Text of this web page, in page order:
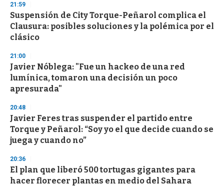
21:59
Suspensión de City Torque-Peñarol complica el
Clausura: posibles soluciones y la polémica por el
clásico
21:00
Javier Nóblega: "Fue un hackeo de una red
lumínica, tomaron una decisión un poco
apresurada"
20:48
Javier Feres tras suspender el partido entre
Torque y Peñarol: “Soy yo el que decide cuando se
juega y cuando no”
20:36
El plan que liberó 500 tortugas gigantes para
hacer florecer plantas en medio del Sahara